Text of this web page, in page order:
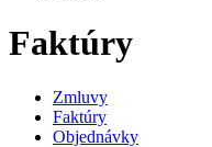
Faktúry
Zmluvy
Faktúry
Objednávky